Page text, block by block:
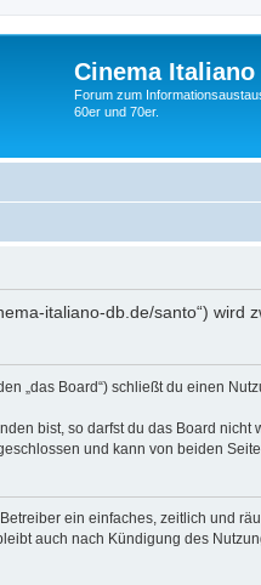
Cinema Italiano
Forum zum
60er und 70er.
italiano-db.de/santo“)
„das Board“) schließt du einen
bist, so darfst du das Board
und kann von beiden
ein einfaches, zeitlich und
auch nach Kündigung des